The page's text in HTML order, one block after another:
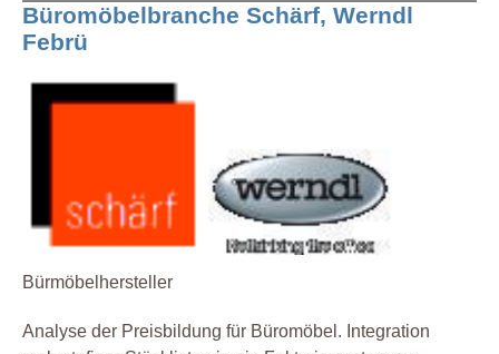
Büromöbelbranche Schärf, Werndl
Febrü
Bürmöbelhersteller
Analyse der Preisbildung für Büromöbel. Integration